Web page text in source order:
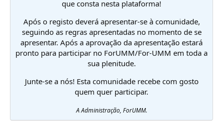
que consta nesta plataforma!
Após o registo deverá apresentar-se à comunidade,
seguindo as regras apresentadas no momento de se
apresentar. Após a aprovação da apresentação estará
pronto para participar no ForUMM/For-UMM em toda a
sua plenitude.
Junte-se a nós! Esta comunidade recebe com gosto
quem quer participar.
A Administração, ForUMM.